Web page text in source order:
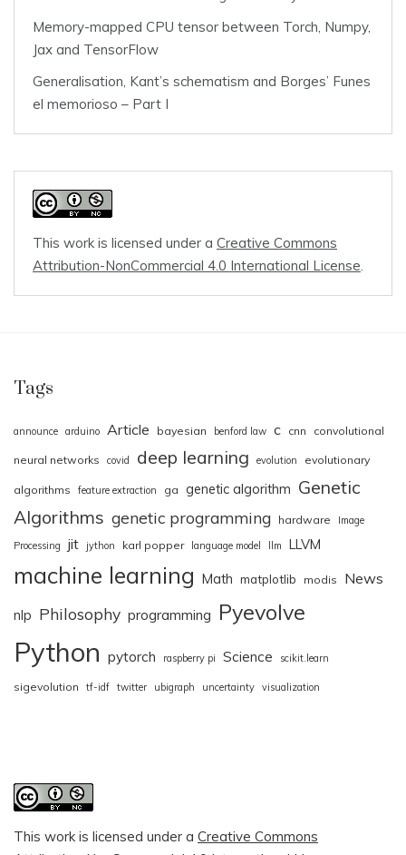
Memory-mapped CPU tensor between Torch, Numpy,
Jax and TensorFlow
Generalisation, Kant’s schematism and Borges’ Funes
el memorioso – Part I
This work is licensed under a Creative Commons
Attribution-NonCommercial 4.0 International License
Tags
announce arduino Article bayesian benford law c cnn convolutional
neural networks covid deep learning evolution evolutionary
algorithms feature extraction ga genetic algorithm Genetic
Algorithms genetic programming hardware
Image
Processing
jit jython karl popper language model llm LLVM
machine learning Math matplotlib modis News
nlp Philosophy programming Pyevolve
Python pytorch raspberry pi Science scikit.learn
sigevolution tf-idf twitter ubigraph uncertainty visualization
This work is licensed under a Creative Commons